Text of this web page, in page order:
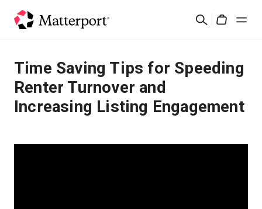
検
ソリューション
製品
Time Saving Tips for Speeding
Renter Turnover and
Increasing Listing Engagement